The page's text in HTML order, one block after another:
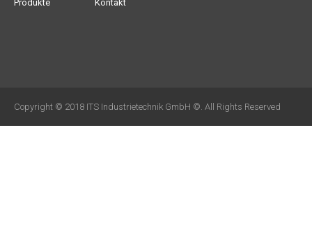
Produkte Kontakt
Copyright © 2018 ITS Industrietechnik GmbH ©. All Rights Reserved